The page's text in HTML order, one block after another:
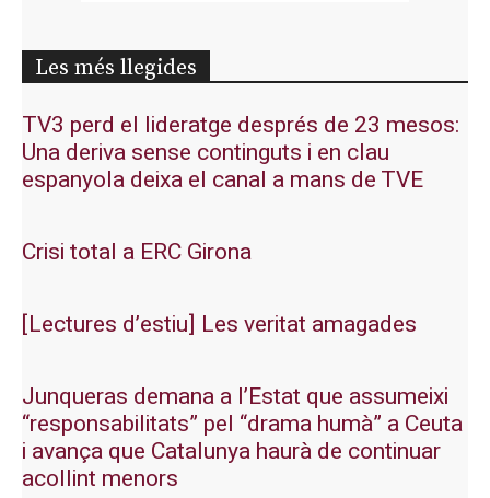
Les més llegides
TV3 perd el lideratge després de 23 mesos:
Una deriva sense continguts i en clau
espanyola deixa el canal a mans de TVE
Crisi total a ERC Girona
[Lectures d’estiu] Les veritat amagades
Junqueras demana a l’Estat que assumeixi
“responsabilitats” pel “drama humà” a Ceuta
i avança que Catalunya haurà de continuar
acollint menors